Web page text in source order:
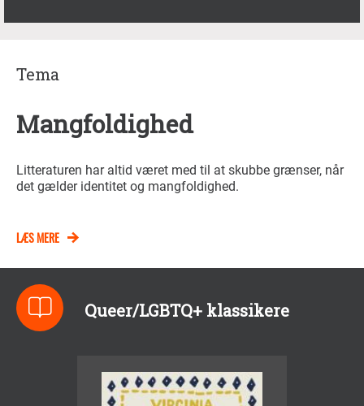
Tema
Mangfoldighed
Litteraturen har altid været med til at skubbe grænser, når
det gælder identitet og mangfoldighed.
LÆS MERE
Queer/LGBTQ+ klassikere